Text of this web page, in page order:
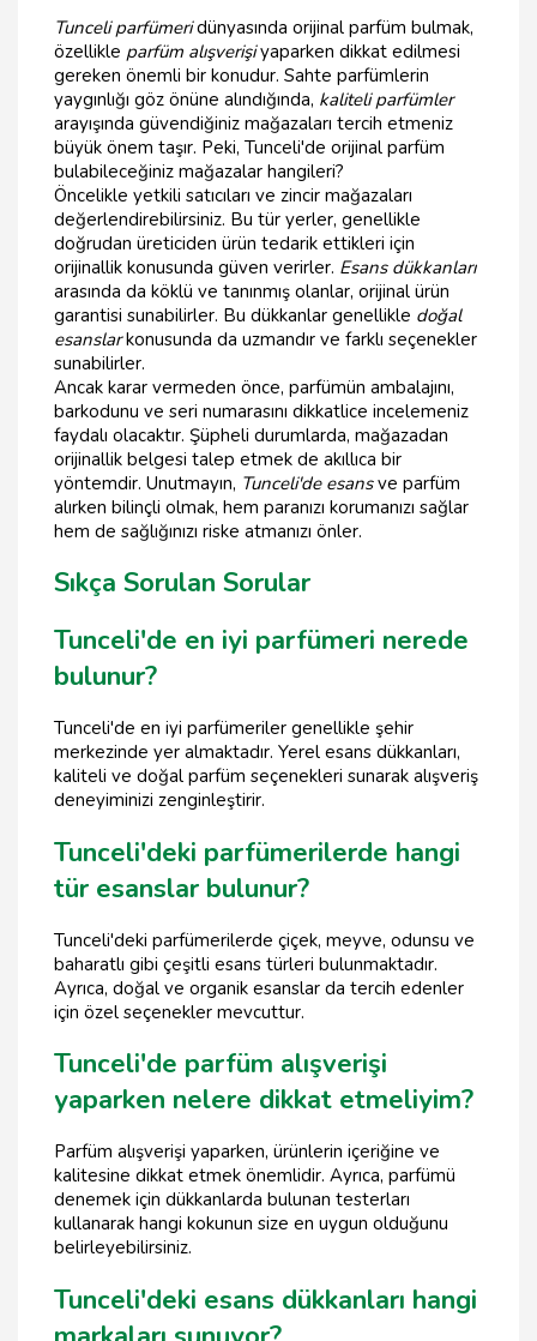
Tunceli parfümeridünyasında orijinal parfüm bulmak,
özellikle parfüm alışverişiyaparken dikkat edilmesi
gereken önemli bir konudur. Sahte parfümlerin
yaygınlığı göz önüne alındığında, kaliteli parfümler
arayışında güvendiğiniz mağazaları tercih etmeniz
büyük önem taşır. Peki, Tunceli'de orijinal parfüm
bulabileceğiniz mağazalar hangileri?
Öncelikle yetkili satıcıları ve zincir mağazaları
değerlendirebilirsiniz. Bu tür yerler, genellikle
doğrudan üreticiden ürün tedarik ettikleri için
orijinallik konusunda güven verirler. Esans dükkanları
arasında da köklü ve tanınmış olanlar, orijinal ürün
garantisi sunabilirler. Bu dükkanlar genellikle doğal
esanslarkonusunda da uzmandır ve farklı seçenekler
sunabilirler.
Ancak karar vermeden önce, parfümün ambalajını,
barkodunu ve seri numarasını dikkatlice incelemeniz
faydalı olacaktır. Şüpheli durumlarda, mağazadan
orijinallik belgesi talep etmek de akıllıca bir
yöntemdir. Unutmayın, Tunceli'de esansve parfüm
alırken bilinçli olmak, hem paranızı korumanızı sağlar
hem de sağlığınızı riske atmanızı önler.
Sıkça Sorulan Sorular
Tunceli'de en iyi parfümeri nerede
bulunur?
Tunceli'de en iyi parfümeriler genellikle şehir
merkezinde yer almaktadır. Yerel esans dükkanları,
kaliteli ve doğal parfüm seçenekleri sunarak alışveriş
deneyiminizi zenginleştirir.
Tunceli'deki parfümerilerde hangi
tür esanslar bulunur?
Tunceli'deki parfümerilerde çiçek, meyve, odunsu ve
baharatlı gibi çeşitli esans türleri bulunmaktadır.
Ayrıca, doğal ve organik esanslar da tercih edenler
için özel seçenekler mevcuttur.
Tunceli'de parfüm alışverişi
yaparken nelere dikkat etmeliyim?
Parfüm alışverişi yaparken, ürünlerin içeriğine ve
kalitesine dikkat etmek önemlidir. Ayrıca, parfümü
denemek için dükkanlarda bulunan testerları
kullanarak hangi kokunun size en uygun olduğunu
belirleyebilirsiniz.
Tunceli'deki esans dükkanları hangi